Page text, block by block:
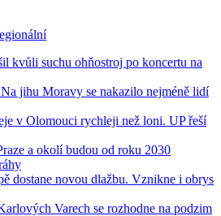
kvůli suchu ohňostroj po koncertu na
jihu Moravy se nakazilo nejméně lidí
v Olomouci rychleji než loni. UP řeší
a okolí budou od roku 2030
dostane novou dlažbu. Vznikne i obrys
Varech se rozhodne na podzim